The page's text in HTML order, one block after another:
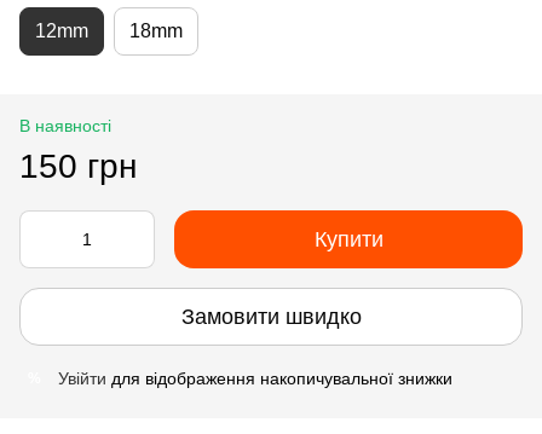
12mm 18mm
В наявності
150 грн
Купити
Замовити швидко
Увійти для відображення накопичувальної знижки